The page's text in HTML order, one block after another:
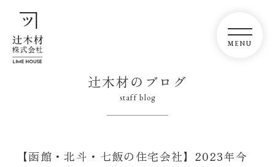
辻木材のブログ
staff blog
【函館・北斗・七飯の住宅会社】2023年今